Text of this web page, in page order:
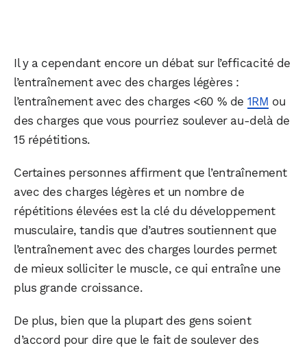
Il y a cependant encore un débat sur l’efficacité de
l’entraînement avec des charges légères :
l’entraînement avec des charges <60 % de 1RM ou
des charges que vous pourriez soulever au-delà de
15 répétitions.
Certaines personnes affirment que l’entraînement
avec des charges légères et un nombre de
répétitions élevées est la clé du développement
musculaire, tandis que d’autres soutiennent que
l’entraînement avec des charges lourdes permet
de mieux solliciter le muscle, ce qui entraîne une
plus grande croissance.
De plus, bien que la plupart des gens soient
d’accord pour dire que le fait de soulever des